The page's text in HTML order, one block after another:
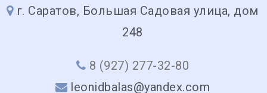
г. Саратов, Большая Садовая улица, дом
248
8 (927) 277-32-80
leonidbalas@yandex.com